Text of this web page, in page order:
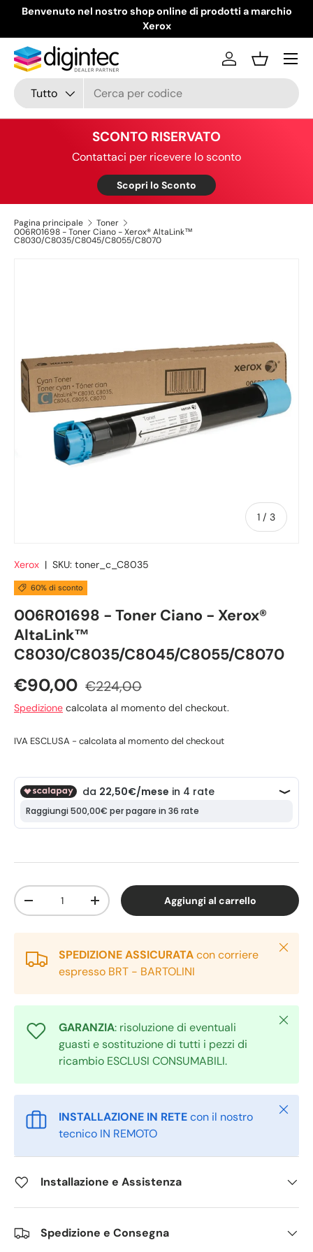
Benvenuto nel nostro shop online di prodotti a marchio
Xerox
Cerca
Tipo prodotto
Tutto
AccediCestino
Menu
SCONTO RISERVATO
Contattaci per ricevere lo sconto
Scopri lo Sconto
Pagina principale
Toner
006R01698 - Toner Ciano - Xerox® AltaLink™
C8030/C8035/C8045/C8055/C8070
1 / di
3
Xerox | SKU: toner_c_C8035
60% di sconto
006R01698 - Toner Ciano - Xerox®
AltaLink™
C8030/C8035/C8045/C8055/C8070
€90,00 €224,00
Spedizione calcolata al momento del checkout.
IVA ESCLUSA - calcolata al momento del checkout
Q.tà
-
+ Aggiungi al carrello
SPEDIZIONE ASSICURATAcon corriere
espresso BRT - BARTOLINI
Chiudi
GARANZIA: risoluzione di eventuali
guasti e sostituzione di tutti i pezzi di
ricambio ESCLUSI CONSUMABILI.
Chiudi
INSTALLAZIONE IN RETEcon il nostro
tecnico IN REMOTO
Chiudi
Installazione e Assistenza
Spedizione e Consegna